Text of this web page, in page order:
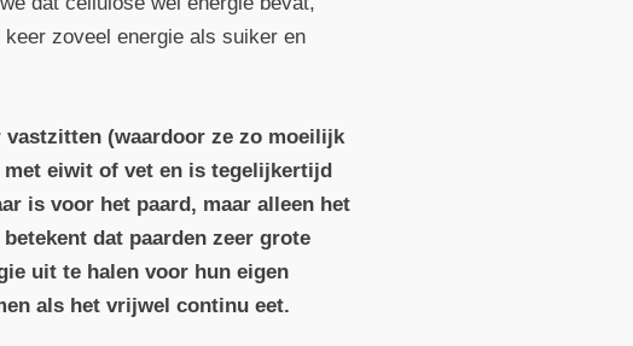
zoveel energie als suiker en
(waardoor ze zo moeilijk
eiwit of vet en is tegelijkertijd
is voor het paard, maar alleen het
dat paarden zeer grote
uit te halen voor hun eigen
als het vrijwel continu eet.